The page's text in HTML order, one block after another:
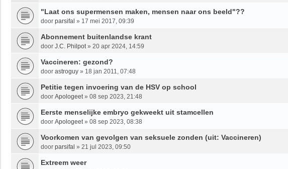
"Laat ons supermensen maken, mensen naar ons beeld"??
door parsifal » 17 mei 2017, 09:39
Abonnement buitenlandse krant
door J.C. Philpot» 20 apr 2024, 14:59
Vaccineren: gezond?
door astroguy » 18 jan 2011, 07:48
Petitie tegen invoering van de HSV op school
door Apologeet» 08 sep 2023, 21:48
Eerste menselijke embryo gekweekt uit stamcellen
door Apologeet» 08 sep 2023, 08:38
Voorkomen van gevolgen van seksuele zonden (uit: Vaccineren)
door parsifal » 21 jul 2023, 09:50
Extreem weer